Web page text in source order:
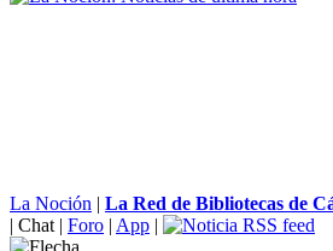
La Noción | La Red de Bibliotecas de
| Chat | Foro | App |